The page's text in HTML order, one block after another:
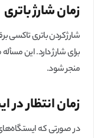
زمان شارژ باتری
شارژ کردن باتری تاکسی
برای شارژ دارد. این
منجر شود.
زمان انتظار در
در صورتی که